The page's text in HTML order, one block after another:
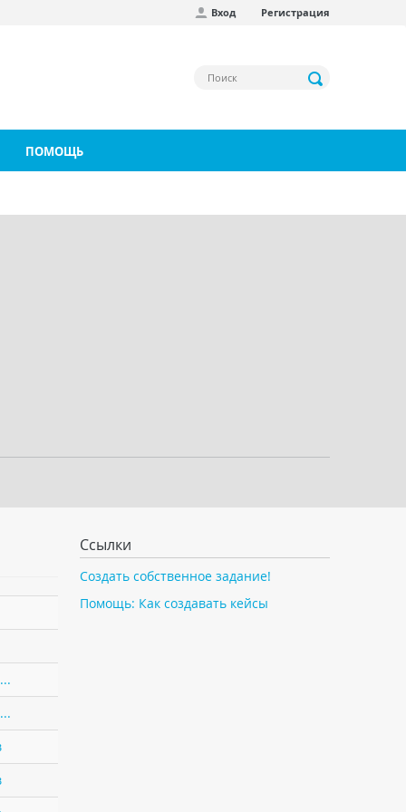
Вход Регистрация
ПОМОЩЬ
Ссылки
Создать собственное задание!
Помощь: Как создавать кейсы